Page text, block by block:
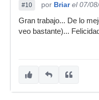
#10 por Briar el 07/
Gran trabajo... De lo
veo bastante)...